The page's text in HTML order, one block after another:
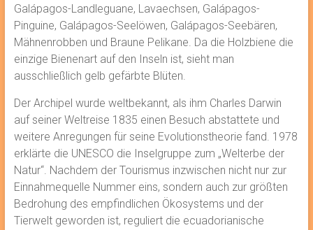
Galápagos-Landleguane, Lavaechsen, Galápagos-
Pinguine, Galápagos-Seelöwen, Galápagos-Seebären,
Mähnenrobben und Braune Pelikane. Da die Holzbiene die
einzige Bienenart auf den Inseln ist, sieht man
ausschließlich gelb gefärbte Blüten.
Der Archipel wurde weltbekannt, als ihm Charles Darwin
auf seiner Weltreise 1835 einen Besuch abstattete und
weitere Anregungen für seine Evolutionstheorie fand. 1978
erklärte die UNESCO die Inselgruppe zum „Welterbe der
Natur“. Nachdem der Tourismus inzwischen nicht nur zur
Einnahmequelle Nummer eins, sondern auch zur größten
Bedrohung des empfindlichen Ökosystems und der
Tierwelt geworden ist, reguliert die ecuadorianische